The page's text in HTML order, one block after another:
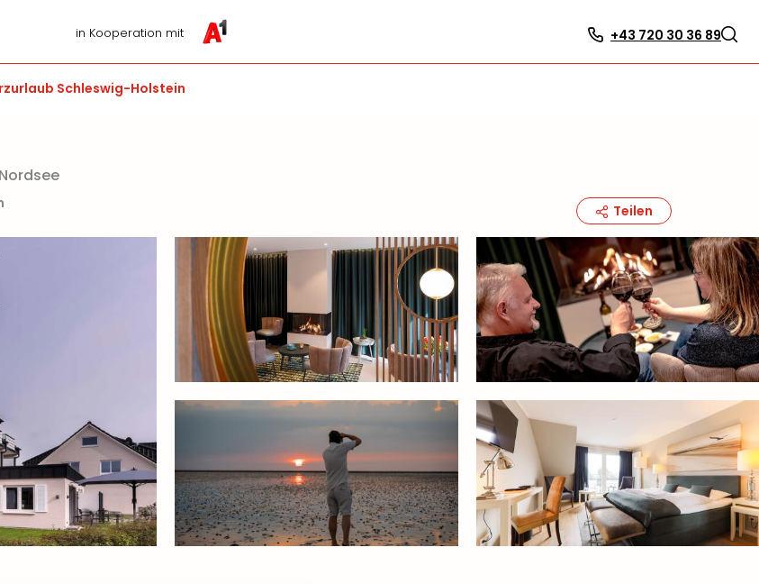
in Kooperation mit +43 720 30 36 89
Schleswig-Holstein
Teilen